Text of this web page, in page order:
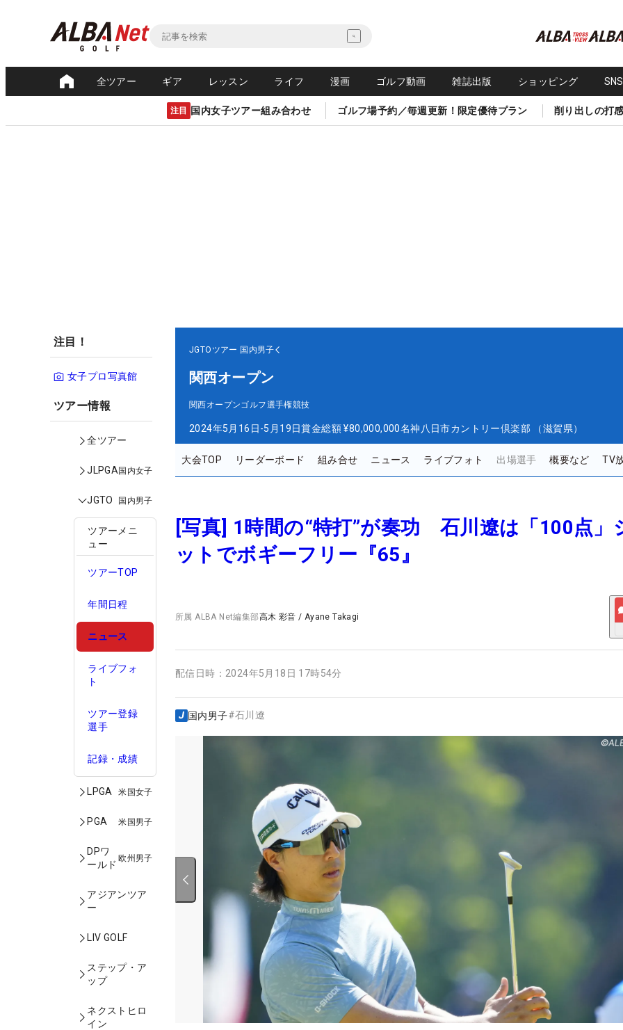
全ツアー ギア レッスン ライフ 漫画 ゴルフ動画 雑誌出版 ショッピング
注目 国内女子ツアー組み合わせ ゴルフ場予約／毎週更新！限定優待プラン 削り出しの打
注目！
女子プロ写真館
ツアー情報
全ツアー
JLPGA国内女子
JGTO 国内男子
ツアーメニ
ュー
ツアーTOP
年間日程
ニュース
ライブフォ
ト
ツアー登録
選手
記録・成績
LPGA 米国女子
PGA 米国男子
DPワ
ールド
欧州男子
アジアンツア
ー
LIV GOLF
ステップ・ア
ップ
ネクストヒロ
イン
JGTOツアー 国内男子
関西オープン
関西オープンゴルフ選手権競技
2024年5月16日-5月19日賞金総額 ¥80,000,000名神八日市カントリー倶楽部 （滋賀県）
大会TOP リーダーボード 組み合せ ニュース ライブフォト 出場選手 概要など TV
[写真] 1時間の“特打”が奏功 石川遼は「100点」
ットでボギーフリー『65』
所属ALBA Net編集部高木 彩音 / Ayane Takagi
配信日時： 2024年5月18日 17時54分
国内男子#石川遼